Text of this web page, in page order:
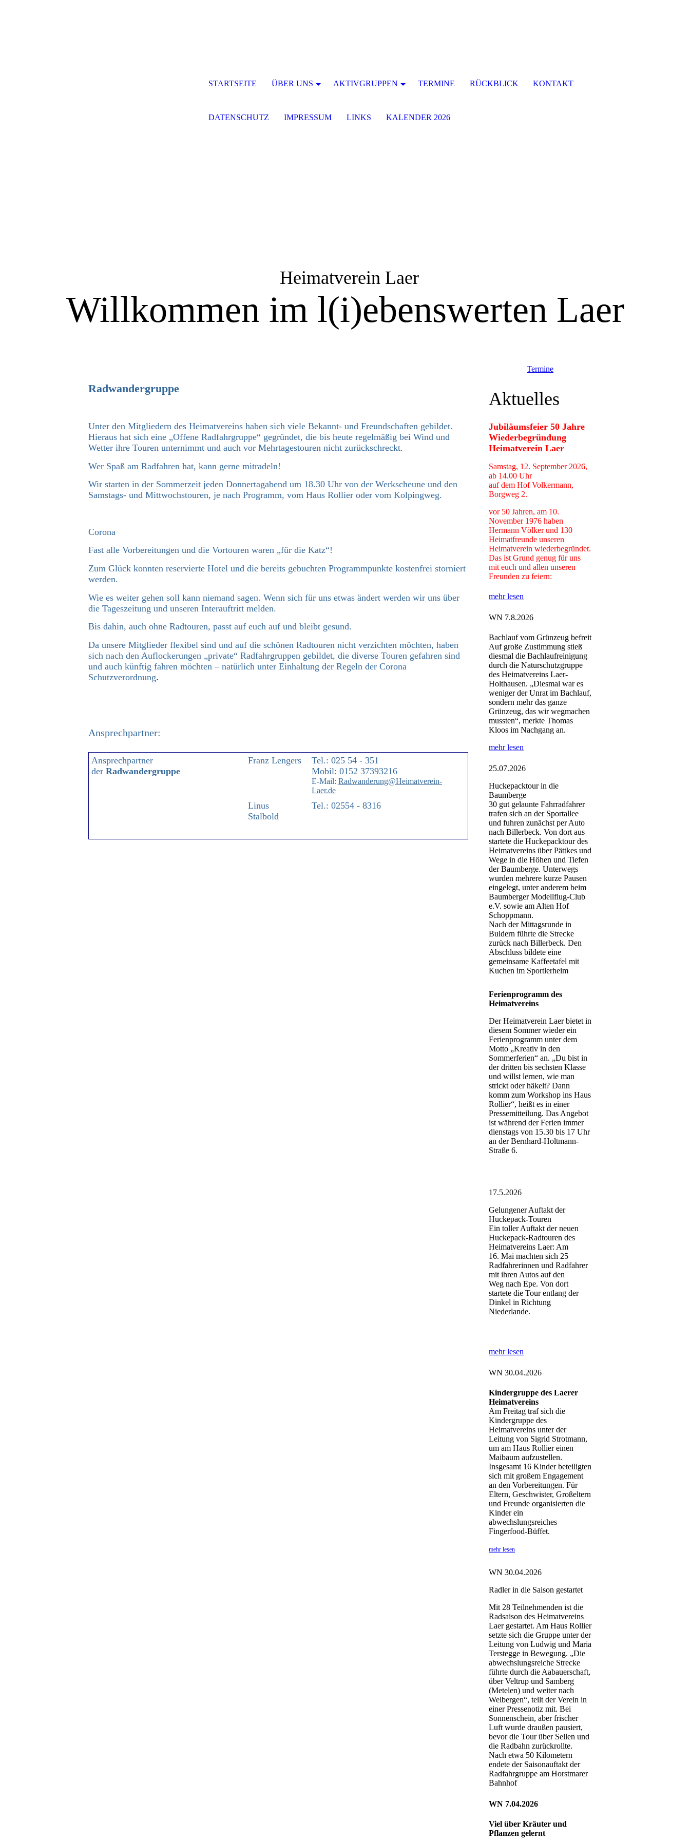
Heimatverein Laer
Willkommen im l(i)ebenswerten Laer
Radwandergruppe
Unter den Mitgliedern des Heimatvereins haben sich viele Bekannt- und Freundschaften gebildet.
Hieraus hat sich eine „Offene Radfahrgruppe“ gegründet, die bis heute regelmäßig bei Wind und
Wetter ihre Touren unternimmt und auch vor Mehrtagestouren nicht zurückschreckt.
Wer Spaß am Radfahren hat, kann gerne mitradeln!
Wir starten in der Sommerzeit jeden Donnertagabend um 18.30 Uhr von der Werkscheune und den
Samstags- und Mittwochstouren, je nach Programm, vom Haus Rollier oder vom Kolpingweg.
Corona
Fast alle Vorbereitungen und die Vortouren waren „für die Katz“!
Zum Glück konnten reservierte Hotel und die bereits gebuchten Programmpunkte kostenfrei storniert
werden.
Wie es weiter gehen soll kann niemand sagen. Wenn sich für uns etwas ändert werden wir uns über
die Tageszeitung und unseren Interauftritt melden.
Bis dahin, auch ohne Radtouren, passt auf euch auf und bleibt gesund.
Da unsere Mitglieder flexibel sind und auf die schönen Radtouren nicht verzichten möchten, haben
sich nach den Auflockerungen „private“ Radfahrgruppen gebildet, die diverse Touren gefahren sind
und auch künftig fahren möchten – natürlich unter Einhaltung der Regeln der Corona
Schutzverordnung.
Ansprechpartner:
Ansprechpartner
der Radwandergruppe
Franz Lengers
Tel.: 025 54 - 351
Mobil: 0152 37393216
E-Mail: Radwanderung@Heimatverein-
Laer.de
Linus
Stalbold
Tel.: 02554 - 8316
Termine
Aktuelles
Jubiläumsfeier 50 Jahre
Wiederbegründung
Heimatverein Laer
Samstag, 12. September 2026,
ab 14.00 Uhr
auf dem Hof Volkermann,
Borgweg 2.
vor 50 Jahren, am 10.
November 1976 haben
Hermann Völker und 130
Heimatfreunde unseren
Heimatverein wiederbegründet.
Das ist Grund genug für uns
mit euch und allen unseren
Freunden zu feiern:
mehr lesen
WN 7.8.2026
Bachlauf vom Grünzeug befreit
Auf große Zustimmung stieß
diesmal die Bachlaufreinigung
durch die Naturschutzgruppe
des Heimatvereins Laer-
Holthausen. „Diesmal war es
weniger der Unrat im Bachlauf,
sondern mehr das ganze
Grünzeug, das wir wegmachen
mussten“, merkte Thomas
Kloos im Nachgang an.
mehr lesen
25.07.2026
Huckepacktour in die
Baumberge
30 gut gelaunte Fahrradfahrer
trafen sich an der Sportallee
und fuhren zunächst per Auto
nach Billerbeck. Von dort aus
startete die Huckepacktour des
Heimatvereins über Pättkes und
Wege in die Höhen und Tiefen
der Baumberge. Unterwegs
wurden mehrere kurze Pausen
eingelegt, unter anderem beim
Baumberger Modellflug-Club
e.V. sowie am Alten Hof
Schoppmann.
Nach der Mittagsrunde in
Buldern führte die Strecke
zurück nach Billerbeck. Den
Abschluss bildete eine
gemeinsame Kaffeetafel mit
Kuchen im Sportlerheim
Ferienprogramm des
Heimatvereins
Der Heimatverein Laer bietet in
diesem Sommer wieder ein
Ferienprogramm unter dem
Motto „Kreativ in den
Sommerferien“ an. „Du bist in
der dritten bis sechsten Klasse
und willst lernen, wie man
strickt oder häkelt? Dann
komm zum Workshop ins Haus
Rollier“, heißt es in einer
Pressemitteilung. Das Angebot
ist während der Ferien immer
dienstags von 15.30 bis 17 Uhr
an der Bernhard-Holtmann-
Straße 6.
17.5.2026
Gelungener Auftakt der
Huckepack-Touren
Ein toller Auftakt der neuen
Huckepack-Radtouren des
Heimatvereins Laer: Am
16. Mai machten sich 25
Radfahrerinnen und Radfahrer
mit ihren Autos auf den
Weg nach Epe. Von dort
startete die Tour entlang der
Dinkel in Richtung
Niederlande.
mehr lesen
WN 30.04.2026
Kindergruppe des Laerer
Heimatvereins
Am Freitag traf sich die
Kindergruppe des
Heimatvereins unter der
Leitung von Sigrid Strotmann,
um am Haus Rollier einen
Maibaum aufzustellen.
Insgesamt 16 Kinder beteiligten
sich mit großem Engagement
an den Vorbereitungen. Für
Eltern, Geschwister, Großeltern
und Freunde organisierten die
Kinder ein
abwechslungsreiches
Fingerfood-Büffet.
mehr lesen
WN 30.04.2026
Radler in die Saison gestartet
Mit 28 Teilnehmenden ist die
Radsaison des Heimatvereins
Laer gestartet. Am Haus Rollier
setzte sich die Gruppe unter der
Leitung von Ludwig und Maria
Terstegge in Bewegung. „Die
abwechslungsreiche Strecke
führte durch die Aabauerschaft,
über Veltrup und Samberg
(Metelen) und weiter nach
Welbergen“, teilt der Verein in
einer Pressenotiz mit. Bei
Sonnenschein, aber frischer
Luft wurde draußen pausiert,
bevor die Tour über Sellen und
die Radbahn zurückrollte.
Nach etwa 50 Kilometern
endete der Saisonauftakt der
Radfahrgruppe am Horstmarer
Bahnhof
WN 7.04.2026
Viel über Kräuter und
Pflanzen gelernt
STARTSEITE ÜBER UNS AKTIVGRUPPEN TERMINE RÜCKBLICK KONTAKT
DATENSCHUTZ IMPRESSUM LINKS KALENDER 2026